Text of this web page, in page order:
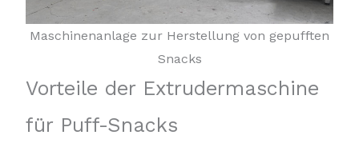
Maschinenanlage zur Herstellung von gepufften
Snacks
Vorteile der Extrudermaschine
für Puff-Snacks